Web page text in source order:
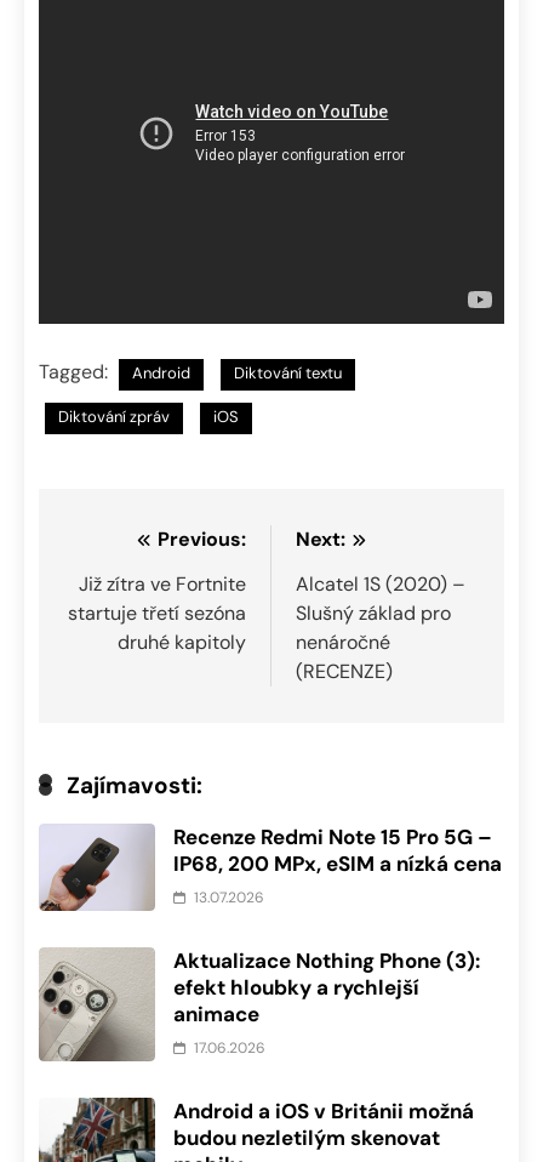
Tagged: Android Diktování textu
Diktování zpráv iOS
Navigace
pro
příspěvek
Previous:
Již zítra ve Fortnite
startuje třetí sezóna
druhé kapitoly
Next:
Alcatel 1S (2020) –
Slušný základ pro
nenáročné
(RECENZE)
Zajímavosti:
Recenze Redmi Note 15 Pro 5G –
IP68, 200 MPx, eSIM a nízká cena
13.07.2026
Aktualizace Nothing Phone (3):
efekt hloubky a rychlejší
animace
17.06.2026
Android a iOS v Británii možná
budou nezletilým skenovat